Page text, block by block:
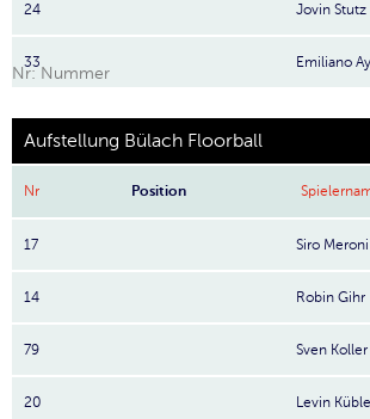
24 Jovin Stutz
33 Emiliano
Nr: Nummer
Aufstellung Bülach Floorball
Nr Position
17 Siro Meroni
14 Robin Gihr
79 Sven Koller
20 Levin